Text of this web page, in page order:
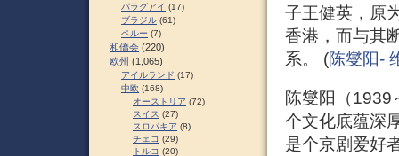
子王健英，原
香港，而与其
系。 (陈燮阳-
陈燮阳（1939
个文化底蕴深
是个京剧爱好
パラグアイ (17)
ブラジル (61)
ペルー (7)
和僑会 (220)
欧州 (1,065)
アイルランド (17)
中欧 (168)
オーストリア (72)
スイス (27)
スロパキア (8)
チェコ (29)
トルコ (20)